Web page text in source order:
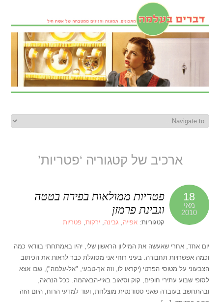
ארכיב של קטגוריה ‘פטריות’
18
מאי
2010
פטריות ממולאות בפירה בטטה
וגבינת פרמזן
קטגוריות:אפייה, גבינה,ירקות,פטריות
יום אחד, אחרי שאעשה את המיליון הראשון שלי, יהיו באמתחתי בוודאי כמה
וכמה אפשרויות תחבורה. בעיני רוחי אני מסוגלת כבר לראות את הכיתוב
הצבעוני על מטוסי הפרטי (יקראו לו, וזה אך-טבעי, "אל-עלמה"), שבו אצא
לסופי שבוע עתירי חופים, קוק וסיאוב באיי-הבאהמה. ככל הנראה,
ובהתחשב בעובדה שאני סטודנטית מוצלחת, ועוד למדעי הרוח, היום הזה